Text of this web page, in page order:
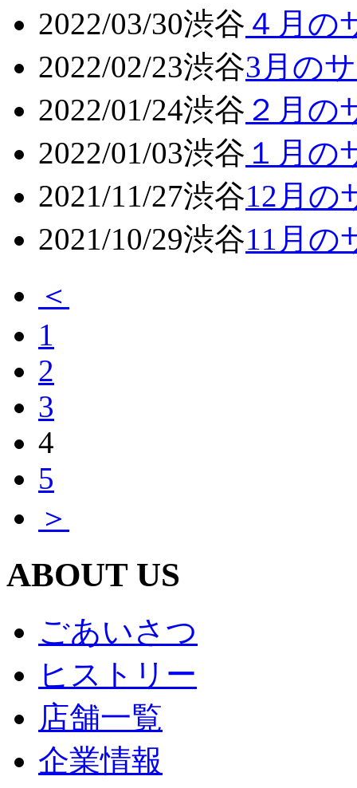
2022/03/30渋谷 ４月の
2022/02/23渋谷3月の
2022/01/24渋谷 ２月の
2022/01/03渋谷 １月の
2021/11/27渋谷12月の
2021/10/29渋谷11月の
＜
1
2
3
4
5
＞
ABOUT US
ごあいさつ
ヒストリー
店舗一覧
企業情報